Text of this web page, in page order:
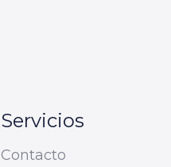
Servicios
Contacto